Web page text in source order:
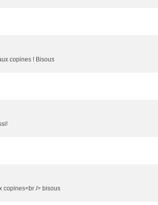
copines ! Bisous
copines<br /> bisous